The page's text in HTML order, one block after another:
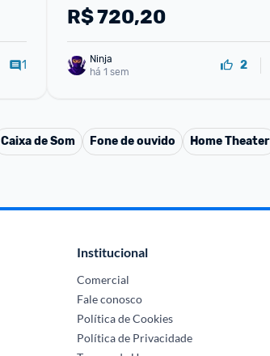
1
Sem Fio 110W RMS
R$720,20
há 1 sem
2
Caixa de Som Fone de ouvido Home Theater
Institucional
Comercial
Fale conosco
Política de Cookies
Política de Privacidade